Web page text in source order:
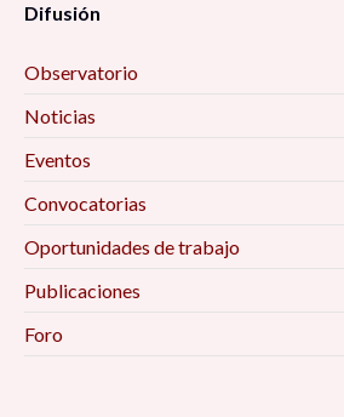
Difusión
Observatorio
Noticias
Eventos
Convocatorias
Oportunidades de trabajo
Publicaciones
Foro